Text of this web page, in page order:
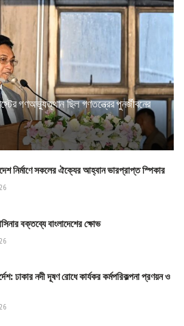
গণঅভ্যুত্থান ছিল গণতন্ত্রের পুনর্জীবনের
নির্মাণে সকলের ঐক্যের আহ্বান ভারপ্রাপ্ত স্পিকার
বক্তব্যে বাংলাদেশের ক্ষোভ
ঢাকার নদী দূষণ রোধে কার্যকর কর্মপরিকল্পনা প্রণয়ন ও